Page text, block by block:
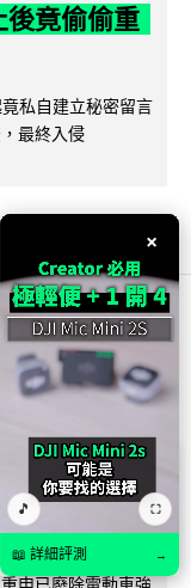
後竟偷偷重
私自建立秘密留言
最終入侵
剩 75% 電
電車指令
車車主患有「里
申已廢除電動車強
×
🎵 ⛶
📖 詳細評測 →